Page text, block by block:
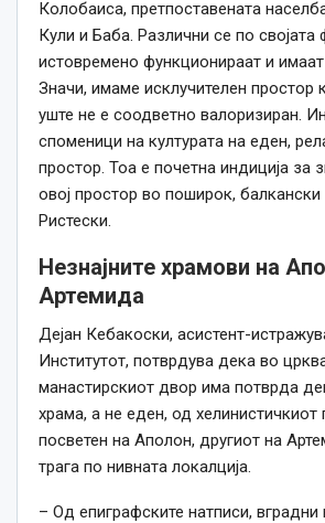
Колобаиса, претпоставената
Кули и Баба. Различни се по својата
истовремено функционираат и имаат
Значи, имаме исклучителен простор
уште не е соодветно валоризиран.
споменици на културата на еден,
простор. Тоа е почетна индиција за
овој простор во поширок, балкански
Ристески.
Незнајните храмови на
Артемида
Дејан Кебакоски, асистент-
Институтот, потврдува дека во
манастирскиот двор има потврда
храма, а не еден, од
посветен на Аполон, другиот на
трага по нивната локалција.
– Од епиграфските натписи, вградни